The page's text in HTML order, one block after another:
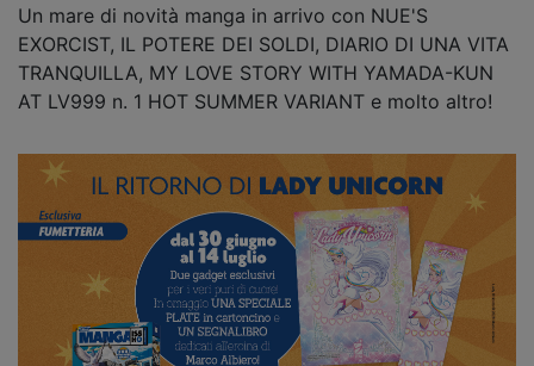
Un mare di novità manga in arrivo con NUE'S
EXORCIST, IL POTERE DEI SOLDI, DIARIO DI UNA VITA
TRANQUILLA, MY LOVE STORY WITH YAMADA-KUN
AT LV999 n. 1 HOT SUMMER VARIANT e molto altro!